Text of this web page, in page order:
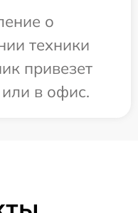
о
техники
привезет
в офис.